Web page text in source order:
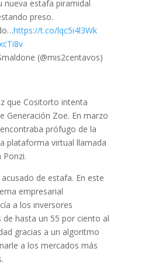
nueva estafa piramidal
preso.
https://t.co/lqc5i4l3Wk
(@mis2centavos)
que Cositorto intenta
Generación Zoe. En marzo
prófugo de la
plataforma virtual llamada
Ponzi.
de estafa. En este
empresarial
a los inversores
hasta un 55 por ciento al
gracias a un algoritmo
a los mercados más